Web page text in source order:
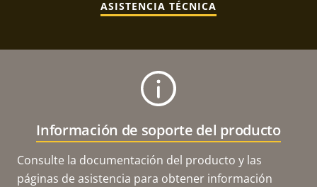
ASISTENCIA TÉCNICA
Información de soporte del producto
Consulte la documentación del producto y las
páginas de asistencia para obtener información